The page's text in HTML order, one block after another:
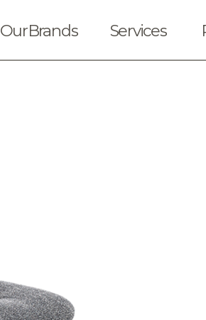
Solicitar cotización
OurBrands Services